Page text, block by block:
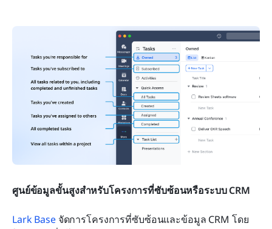
ศูนย์ข้อมูลขั้นสูงสำหรับโครงการที่ซับซ้อนหรือระบบ CRM
Lark Base จัดการโครงการที่ซับซ้อนและข้อมูล CRM โดย